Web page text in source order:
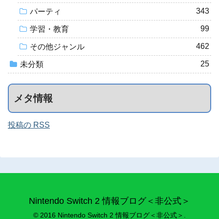
パーティ 343
学習・教育 99
その他ジャンル 462
未分類 25
メタ情報
投稿の RSS
Nintendo Switch 2 情報ブログ＜非公式＞
© 2016 Nintendo Switch 2 情報ブログ＜非公式＞.